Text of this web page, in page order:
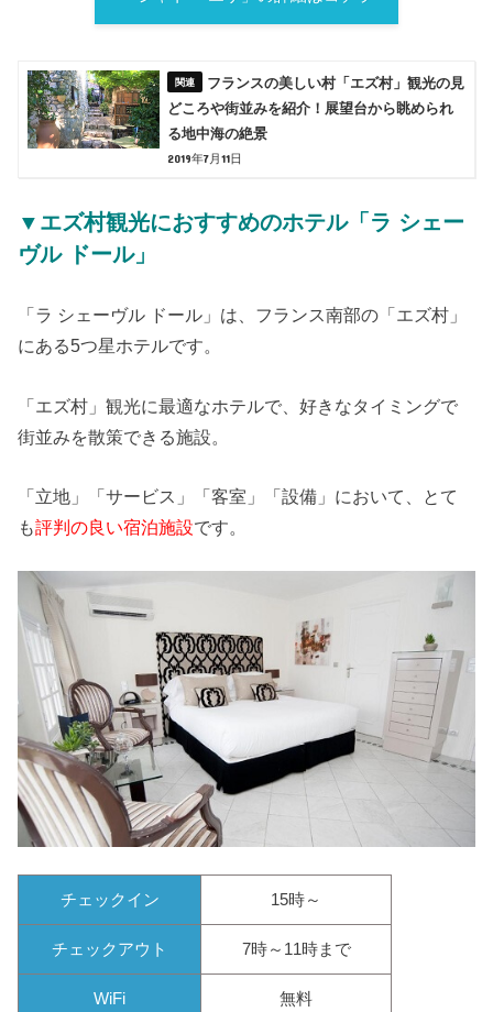
フランスの美しい村「エズ村」観光の見
どころや街並みを紹介！展望台から眺められ
る地中海の絶景
2019年7月11日
▼エズ村観光におすすめのホテル「ラ シェー
ヴル ドール」
「ラ シェーヴル ドール」は、フランス南部の「エズ村」
にある5つ星ホテルです。
「エズ村」観光に最適なホテルで、好きなタイミングで
街並みを散策できる施設。
「立地」「サービス」「客室」「設備」において、とて
も評判の良い宿泊施設です。
チェックイン 15時～
チェックアウト 7時～11時まで
WiFi 無料